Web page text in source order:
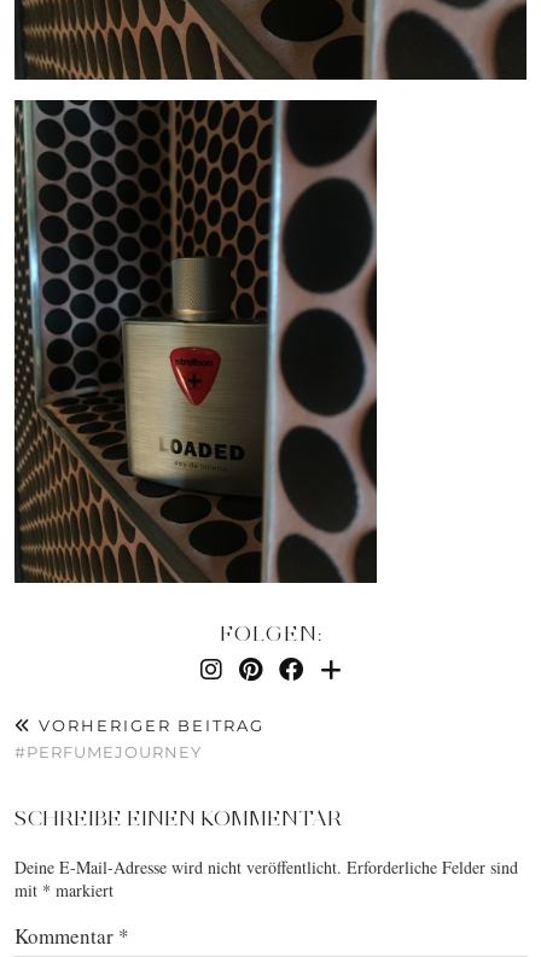
FOLGEN:
VORHERIGER BEITRAG
#PERFUMEJOURNEY
SCHREIBE EINEN KOMMENTAR
Deine E-Mail-Adresse wird nicht veröffentlicht. Erforderliche Felder sind
mit * markiert
Kommentar *